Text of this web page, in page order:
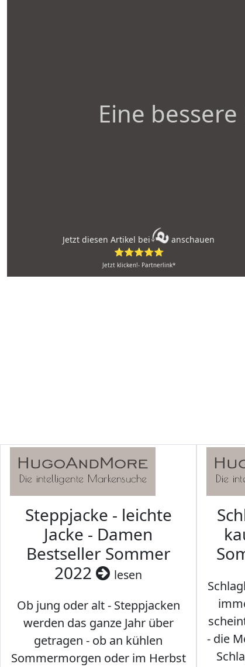
Eine
Jetzt diesen Artikel bei
anschauen
⭐⭐⭐⭐⭐
Jetzt klicken!- Partnerlink*
Steppjacke - leichte
Jacke - Damen
Bestseller Sommer
2022
lesen
Ob jung oder alt - Steppjacken
werden das ganze Jahr über
getragen - ob an kühlen
Sommermorgen oder im Herbst
- die